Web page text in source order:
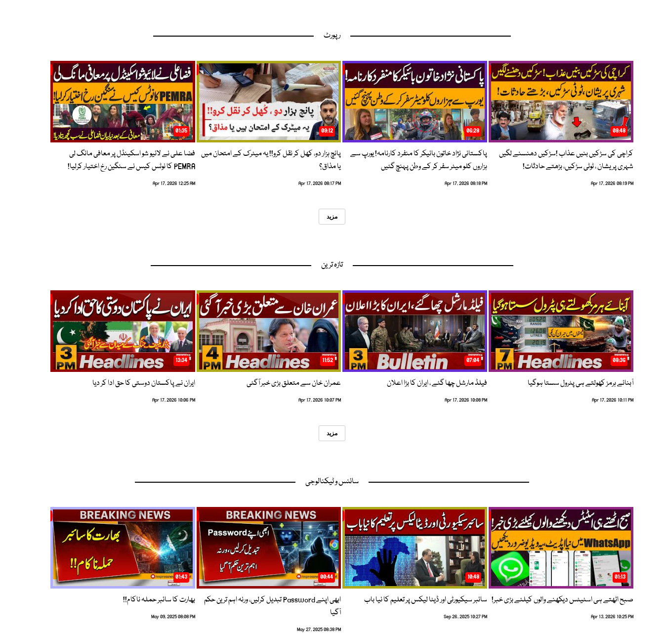
رپورٹ
08:48
کراچی کی سڑکیں بنیں عذاب !سڑکیں دھنسنے لگیں
شہری پریشان ، ٹوٹی سڑکیں، بڑھتے حادثات!
Apr 17, 2026 08:19 PM
06:28
پاکستانی نژاد خاتون بائیکر کا منفرد کارنامہ! یورپ سے
ہزاروں کلو میٹر سفر کر کے وطن پہنچ گئیں
Apr 17, 2026 08:18 PM
09:12
پانچ ہزار دو، کھل کر نقل کرو!! یہ میٹرک کے امتحان میں
یا مذاق؟
Apr 17, 2026 08:17 PM
01:35
فضا علی نے لائیو شو اسکینڈل پر معافی مانگ لی
PEMRA کا نوٹس کیس نے سنگین رخ اختیار کرلیا!
Apr 17, 2026 12:25 AM
مزید
تازہ ترین
08:36
آبنائے ہرمز کھولتے ہی پٹرول سستا ہوگیا
Apr 17, 2026 10:11 PM
07:04
فیلڈ مارشل چھا گئے ، ایران کا بڑا اعلان
Apr 17, 2026 10:08 PM
11:52
عمران خان سے متعلق بڑی خبر آگئی
Apr 17, 2026 10:07 PM
13:34
ایران نے پاکستان دوستی کا حق ادا کر دیا
Apr 17, 2026 10:06 PM
مزید
سائنس و ٹیکنالوجی
01:13
صبح اٹھتے ہی اسٹیٹس دیکھنے والوں کیلئے بڑی خبر!
Apr 13, 2026 10:25 PM
10:48
سائبر سیکیورٹی اور ڈیٹا لیکس پر تعلیم کا نیا باب
Sep 26, 2025 10:27 PM
00:44
ابھی اپنے Password تبدیل کرلیں، ورنہ اہم ترین حکم
آگیا
May 27, 2025 08:38 PM
01:43
بھارت کا سائبر حملہ ناکام!!
May 09, 2025 08:08 PM